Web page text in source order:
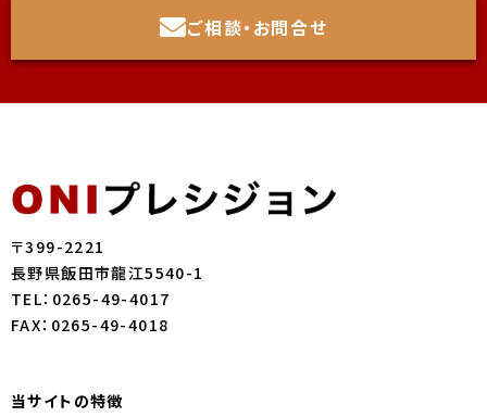
ご相談・お問合せ
〒399-2221
長野県飯田市龍江5540-1
TEL：0265-49-4017
FAX：0265-49-4018
当サイトの特徴